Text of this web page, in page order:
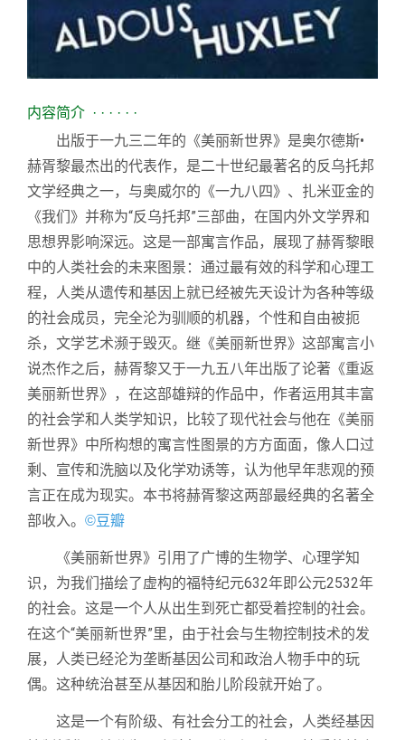
内容简介 · · · · · ·
出版于一九三二年的《美丽新世界》是奥尔德斯•
赫胥黎最杰出的代表作，是二十世纪最著名的反乌托邦
文学经典之一，与奥威尔的《一九八四》、扎米亚金的
《我们》并称为“反乌托邦”三部曲，在国内外文学界和
思想界影响深远。这是一部寓言作品，展现了赫胥黎眼
中的人类社会的未来图景：通过最有效的科学和心理工
程，人类从遗传和基因上就已经被先天设计为各种等级
的社会成员，完全沦为驯顺的机器，个性和自由被扼
杀，文学艺术濒于毁灭。继《美丽新世界》这部寓言小
说杰作之后，赫胥黎又于一九五八年出版了论著《重返
美丽新世界》，在这部雄辩的作品中，作者运用其丰富
的社会学和人类学知识，比较了现代社会与他在《美丽
新世界》中所构想的寓言性图景的方方面面，像人口过
剩、宣传和洗脑以及化学劝诱等，认为他早年悲观的预
言正在成为现实。本书将赫胥黎这两部最经典的名著全
部收入。 ©豆瓣
《美丽新世界》引用了广博的生物学、心理学知
识，为我们描绘了虚构的福特纪元632年即公元2532年
的社会。这是一个人从出生到死亡都受着控制的社会。
在这个“美丽新世界”里，由于社会与生物控制技术的发
展，人类已经沦为垄断基因公司和政治人物手中的玩
偶。这种统治甚至从基因和胎儿阶段就开始了。
这是一个有阶级、有社会分工的社会，人类经基因